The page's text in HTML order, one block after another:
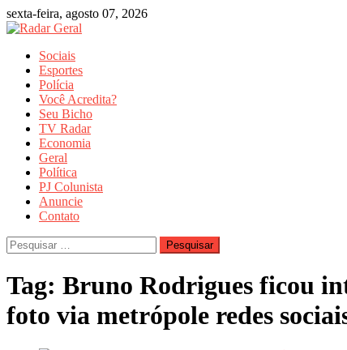
Skip
to
sexta-feira, agosto 07, 2026
Sociais
Esportes
Polícia
Você Acredita?
Seu Bicho
TV Radar
Economia
Geral
Política
PJ Colunista
Anuncie
Contato
Pesquisar
por:
Tag: Bruno Rodrigues ficou
foto via metrópole redes